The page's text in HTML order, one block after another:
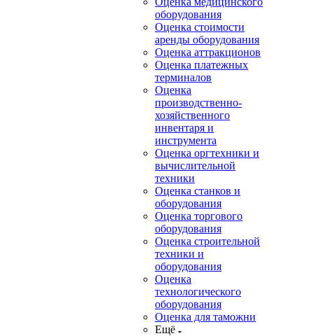
оборудования
Оценка стоимости
аренды оборудования
Оценка аттракционов
Оценка платежных
терминалов
Оценка
производственно-
хозяйственного
инвентаря и
инструмента
Оценка оргтехники и
вычислительной
техники
Оценка станков и
оборудования
Оценка торгового
оборудования
Оценка строительной
техники и
оборудования
Оценка
технологического
оборудования
Оценка для таможни
Ещё